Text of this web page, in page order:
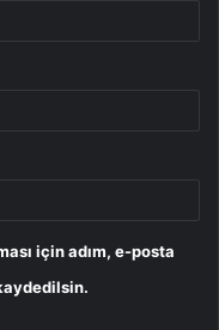
için adım, e-posta